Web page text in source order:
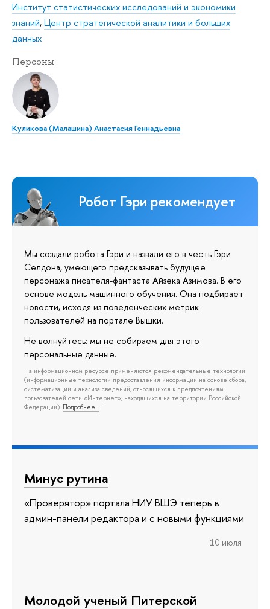
Институт статистических исследований и экономики
знаний,Центр стратегической аналитики и больших
данных
Персоны
Куликова (Малашина) Анастасия Геннадьевна
Робот Гэри рекомендует
Мы создали робота Гэри и назвали его в честь Гэри
Селдона, умеющего предсказывать будущее
персонажа писателя-фантаста Айзека Азимова. В его
основе модель машинного обучения. Она подбирает
новости, исходя из поведенческих метрик
пользователей на портале Вышки.
Не волнуйтесь: мы не собираем для этого
персональные данные.
На информационном ресурсе применяются рекомендательные технологии
(информационные технологии предоставления информации на основе сбора,
систематизации и анализа сведений, относящихся к предпочтениям
пользователей сети «Интернет», находящихся на территории Российской
Федерации). Подробнее…
Минус рутина
«Проверятор» портала НИУ ВШЭ теперь в
админ-панели редактора и с новыми функциями
10 июля
Молодой ученый Питерской